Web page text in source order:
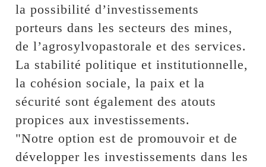
la possibilité d’investissements
porteurs dans les secteurs des mines,
de l’agrosylvopastorale et des services.
La stabilité politique et institutionnelle,
la cohésion sociale, la paix et la
sécurité sont également des atouts
propices aux investissements.
"Notre option est de promouvoir et de
développer les investissements dans les